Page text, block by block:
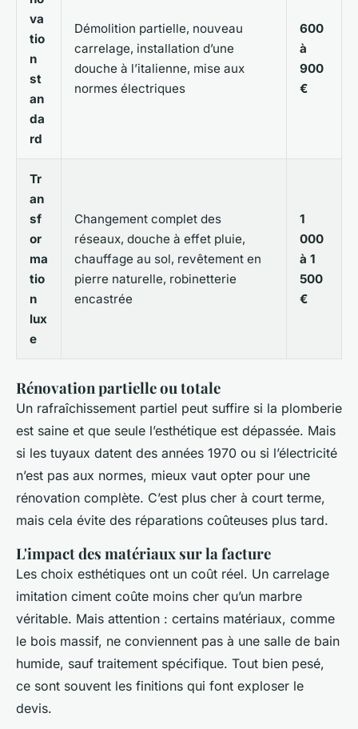
va
tio
n
st
an
da
rd
Démolition partielle, nouveau
carrelage, installation d’une
douche à l’italienne, mise aux
normes électriques
600
à
900
€
Tr
an
sf
or
ma
tio
n
lux
e
Changement complet des
réseaux, douche à effet pluie,
chauffage au sol, revêtement en
pierre naturelle, robinetterie
encastrée
1
000
à 1
500
€
Rénovation partielle ou totale
Un rafraîchissement partiel peut suffire si la plomberie
est saine et que seule l’esthétique est dépassée. Mais
si les tuyaux datent des années 1970 ou si l’électricité
n’est pas aux normes, mieux vaut opter pour une
rénovation complète. C’est plus cher à court terme,
mais cela évite des réparations coûteuses plus tard.
L'impact des matériaux sur la facture
Les choix esthétiques ont un coût réel. Un carrelage
imitation ciment coûte moins cher qu’un marbre
véritable. Mais attention : certains matériaux, comme
le bois massif, ne conviennent pas à une salle de bain
humide, sauf traitement spécifique. Tout bien pesé,
ce sont souvent les finitions qui font exploser le
devis.